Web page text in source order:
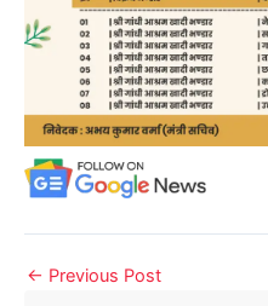
← Previous Post